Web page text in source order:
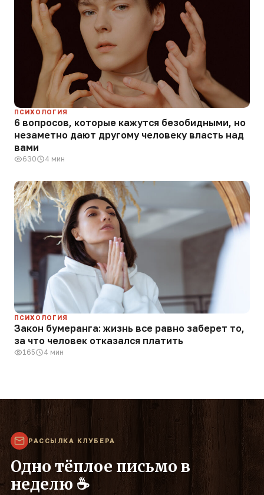
ПСИХОЛОГИЯ
6 вопросов, которые кажутся безобидными, но
незаметно дают другому человеку власть над
вами
630 4 мин
ПСИХОЛОГИЯ
Закон бумеранга: жизнь все равно заберет то,
за что человек отказался платить
165 4 мин
РАССЫЛКА КЛУБЕРА
Одно тёплое письмо в
неделю ☕